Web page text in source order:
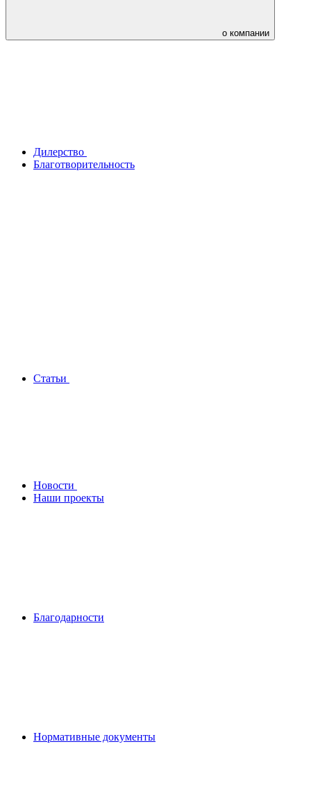
о компании
Дилерство
Благотворительность
Статьи
Новости
Наши проекты
Благодарности
Нормативные документы